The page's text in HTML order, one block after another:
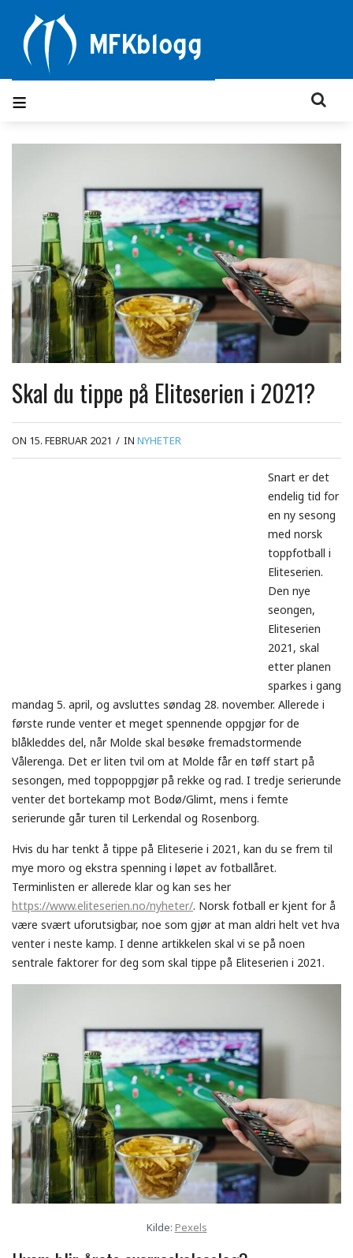
Skal du tippe på Eliteserien i 2021?
ON 15. FEBRUAR 2021 / IN NYHETER
Snart er det
endelig tid for
en ny sesong
med norsk
toppfotball i
Eliteserien.
Den nye
seongen,
Eliteserien
2021, skal
etter planen
sparkes i gang
mandag 5. april, og avsluttes søndag 28. november. Allerede i
første runde venter et meget spennende oppgjør for de
blåkleddes del, når Molde skal besøke fremadstormende
Vålerenga. Det er liten tvil om at Molde får en tøff start på
sesongen, med toppoppgjør på rekke og rad. I tredje serierunde
venter det bortekamp mot Bodø/Glimt, mens i femte
serierunde går turen til Lerkendal og Rosenborg.
Hvis du har tenkt å tippe på Eliteserie i 2021, kan du se frem til
mye moro og ekstra spenning i løpet av fotballåret.
Terminlisten er allerede klar og kan ses her
https://www.eliteserien.no/nyheter/. Norsk fotball er kjent for å
være svært uforutsigbar, noe som gjør at man aldri helt vet hva
venter i neste kamp. I denne artikkelen skal vi se på noen
sentrale faktorer for deg som skal tippe på Eliteserien i 2021.
Kilde: Pexels